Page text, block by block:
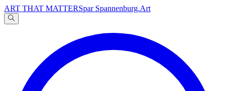
ART THAT MATTERSpar Spannenburg.Art